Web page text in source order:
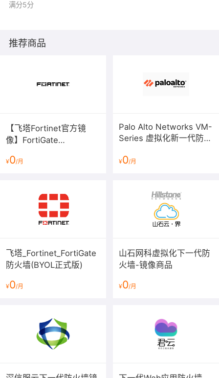
满分5分
推荐商品
【飞塔Fortinet官方镜
像】FortiGate
火墙
¥0/月
Palo Alto Networks VM-
Series 虚拟化新一代防火
¥0/月
飞塔_Fortinet_FortiGate
防火墙(BYOL正式版)
¥0/月
山石网科虚拟化下一代防
火墙-镜像商品
¥0/月